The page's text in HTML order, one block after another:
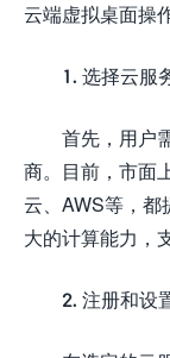
云端虚拟桌面操
1. 选择云服
首先，用户
商。目前，市面
云、AWS等，都
大的计算能力，
2. 注册和设